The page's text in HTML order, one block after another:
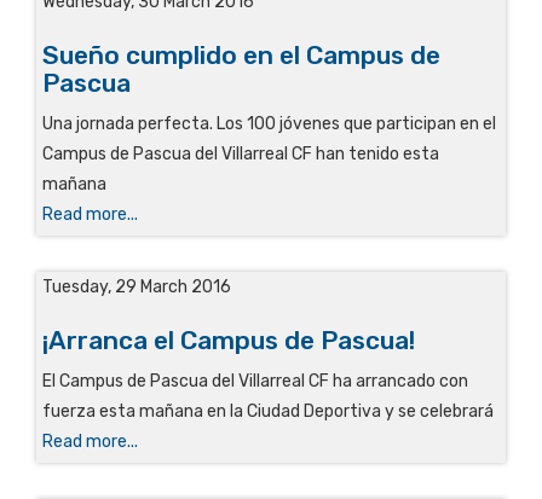
Sueño cumplido en el Campus de
Pascua
Una jornada perfecta. Los 100 jóvenes que participan en el
Campus de Pascua del Villarreal CF han tenido esta
mañana
Read more...
Tuesday, 29 March 2016
¡Arranca el Campus de Pascua!
El Campus de Pascua del Villarreal CF ha arrancado con
fuerza esta mañana en la Ciudad Deportiva y se celebrará
Read more...